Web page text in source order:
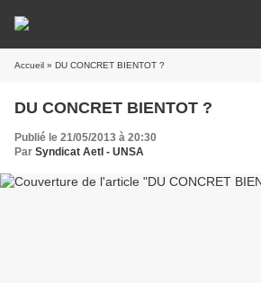
Accueil » DU CONCRET BIENTOT ?
DU CONCRET BIENTOT ?
Publié le 21/05/2013 à 20:30
Par Syndicat AetI - UNSA